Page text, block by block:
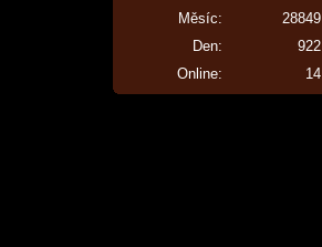
Online: 14
Měsíc:
28849
Den:
922